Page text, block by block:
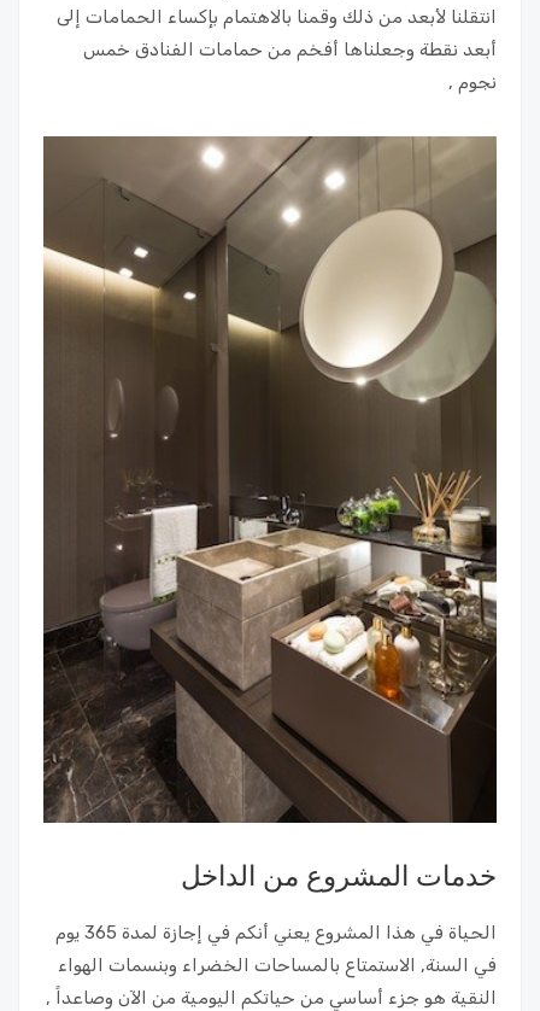
انتقلنا لأبعد من ذلك وقمنا بالاهتمام بإكساء الحمامات إلى
أبعد نقطة وجعلناها أفخم من حمامات الفنادق خمس
نجوم ,
خدمات المشروع من الداخل
الحياة في هذا المشروع يعني أنكم في إجازة لمدة 365 يوم
في السنة, الاستمتاع بالمساحات الخضراء وبنسمات الهواء
النقية هو جزء أساسي من حياتكم اليومية من الآن وصاعداً ,